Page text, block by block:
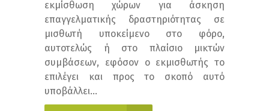
εκμίσθωση χώρων για άσκηση
επαγγελματικής δραστηριότητας σε
μισθωτή υποκείμενο στο φόρο,
αυτοτελώς ή στο πλαίσιο μικτών
συμβάσεων, εφόσον ο εκμισθωτής το
επιλέγει και προς το σκοπό αυτό
υποβάλλει...